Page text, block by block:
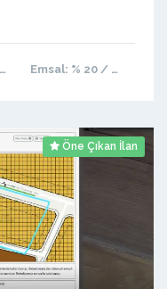
Emsal: % 20 / 80
Öne Çıkan İlan